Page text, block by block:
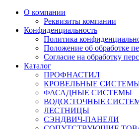
О компании
Реквизиты компании
Конфиденциальность
Политика
Положение об обработке
Согласие на обработку
Каталог
ПРОФНАСТИЛ
КРОВЕЛЬНЫЕ
ФАСАДНЫЕ СИСТЕМЫ
ВОДОСТОЧНЫЕ
ЛЕСТНИЦЫ
СЭНДВИЧ-ПАНЕЛИ